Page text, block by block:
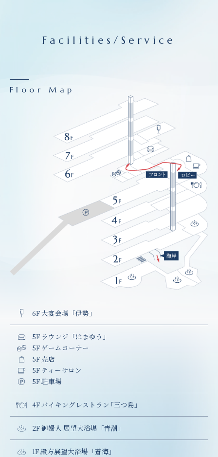
Facilities/Service
Floor Map
6F 大宴会場「伊勢」
5F ラウンジ「はまゆう」
5F ゲームコーナー
5F 売店
5F ティーサロン
5F 駐車場
4F バイキングレストラ ン「三つ島 」
2F 御婦人 展望大浴場「青潮」
1F 殿方展望大浴場「蒼海」